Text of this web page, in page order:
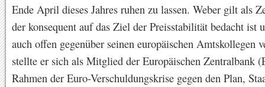
Ende April dieses Jahres ruhen zu lassen. Weber gilt als
der konsequent auf das Ziel der Preisstabilität bedacht ist
auch offen gegenüber seinen europäischen Amtskollegen
stellte er sich als Mitglied der Europäischen Zentralbank
Rahmen der Euro-Verschuldungskrise gegen den Plan,